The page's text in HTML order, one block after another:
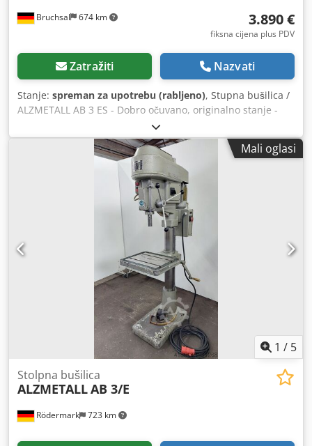
Bruchsal 674 km 3.890 €
fiksna cijena plus PDV
Zatražiti Nazvati
Stanje: spreman za upotrebu (rabljeno), Stupna bušilica /
ALZMETALL AB 3 ES - Dobro očuvano, originalno stanje -
Kapacitet bušenja / čelik maks. 35 mm - Izbacaj otprilike
280 mm - Veličina stola otprilike 600 x 470 mm - Hod
bušačine otprilike 180 mm - Konusni prihvat MK 3 -
Kontinuirana regulacija brzine Credpfszkv N Tsx Akaef -
Raspon brzine 65 - 1750 o/min - Graničnik dubine bušenja
- Zaštitni uređaj vretena - Gumb za
uključivanje/isključivanje u hitnim slučajevima - Nožni
prekidač - Analogni pokazivač brzine - Stezna glava -
Dokumentacija Dimenzije: D x Š x V 1,2 x 0,8 x 2 metra /
Težina otprilike 500 kg Ispravke i pogreške u unosu
podataka mogu se dogoditi.
Mali oglasi
1 / 5
Rödermark 723 km
Stolpna bušilica
ALZMETALLAB 3/E